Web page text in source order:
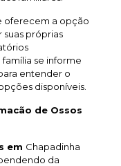
oferecem a opção
próprias
se informe
entender o
disponíveis.
de Ossos
em Chapadinha
da